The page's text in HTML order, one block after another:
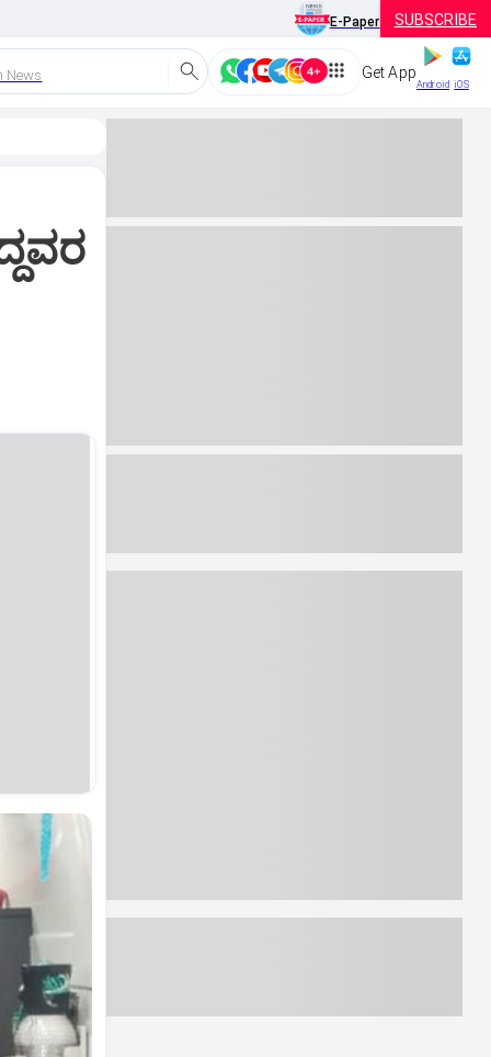
E-Paper SUBSCRIBE
News Get App
Android iOS